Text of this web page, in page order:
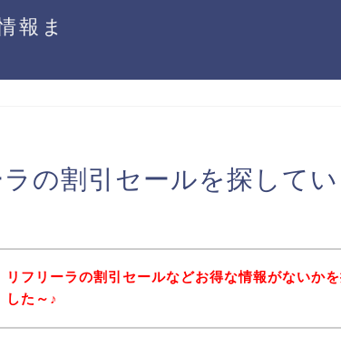
報ま
ラの割引セールを探して
リフリーラの割引セールなどお得な情報がないか
した～♪